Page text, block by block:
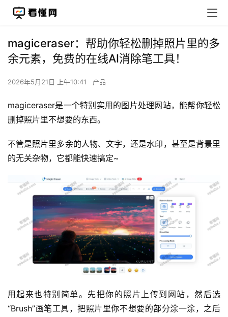
magiceraser：帮助你轻松删掉照片里的多
余元素，免费的在线AI消除笔工具！
2026年5月21日 上午10:41 产品
magiceraser是一个特别实用的图片处理网站，能帮你轻松
删掉照片里不想要的东西。
不管是照片里多余的人物、文字，还是水印，甚至是背景里
的无关杂物，它都能快速搞定~
用起来也特别简单。先把你的照片上传到网站，然后选
“Brush”画笔工具，把照片里你不想要的部分涂一涂，之后